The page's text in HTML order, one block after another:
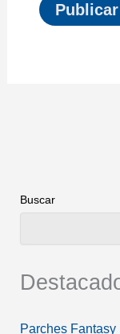
Buscar
Parches